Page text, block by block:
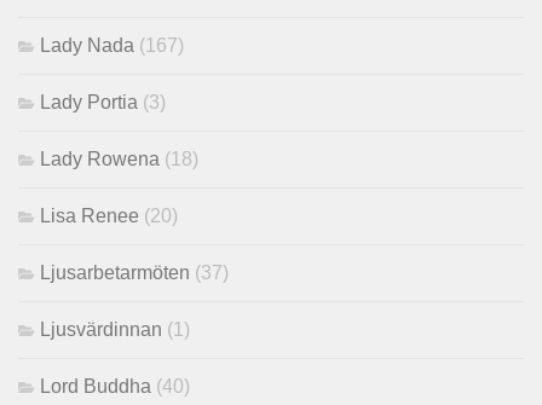
Lady Nada (167)
Lady Portia (3)
Lady Rowena (18)
Lisa Renee (20)
Ljusarbetarmöten (37)
Ljusvärdinnan (1)
Lord Buddha (40)